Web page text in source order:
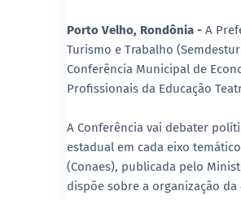
Porto Velho, Rondônia - A
Turismo e Trabalho
Conferência Municipal de
Profissionais da Educação
A Conferência vai debater
estadual em cada eixo
(Conaes), publicada pelo
dispõe sobre a organização